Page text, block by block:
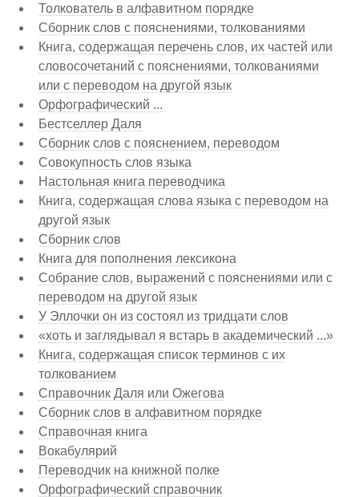
Толкователь в алфавитном порядке
Сборник слов с пояснениями, толкованиями
Книга, содержащая перечень слов, их частей или
словосочетаний с пояснениями, толкованиями
или с переводом на другой язык
Орфографический ...
Бестселлер Даля
Сборник слов с пояснением, переводом
Совокупность слов языка
Настольная книга переводчика
Книга, содержащая слова языка с переводом на
другой язык
Сборник слов
Книга для пополнения лексикона
Собрание слов, выражений с пояснениями или с
переводом на другой язык
У Эллочки он из состоял из тридцати слов
«хоть и заглядывал я встарь в академический ...»
Книга, содержащая список терминов с их
толкованием
Справочник Даля или Ожегова
Сборник слов в алфавитном порядке
Справочная книга
Вокабулярий
Переводчик на книжной полке
Орфографический справочник